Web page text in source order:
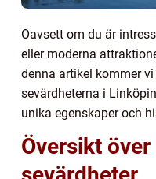
Oavsett om du är
eller moderna
denna artikel kommer
sevärdheterna i
unika egenskaper och
Översikt